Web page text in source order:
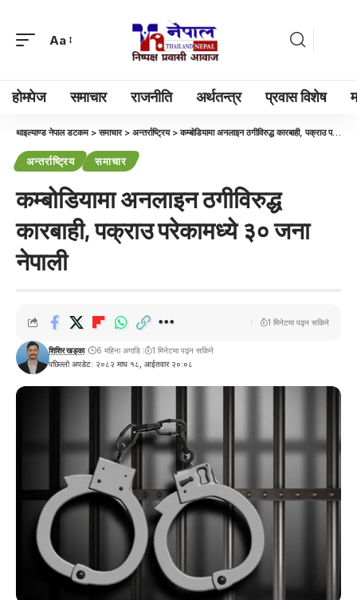
Aa
होमपेज समाचार राजनीति अर्थतन्त्र प्रवास विशेष
थाइल्याण्ड नेपाल डटकम>समाचार> अन्तर्राष्ट्रिय>कम्बोडियामा अनलाइन ठगीविरुद्ध कारबाही, पक्राउ परेकामध्ये ३० जना नेपाली
अन्तर्राष्ट्रिय समाचार
कम्बोडियामा अनलाइन ठगीविरुद्ध
कारबाही, पक्राउ परेकामध्ये ३० जना
नेपाली
पछिल्लो अपडेट: २०८२ माघ १८, आईतवार २०:०८
शिशिर खड्का 6 महिना अगाडि 1 मिनेटमा पढ्न सकिने
1 मिनेटमा पढ्न सकिने